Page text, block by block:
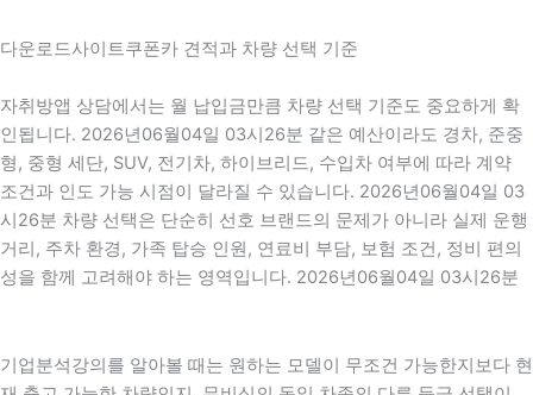
다운로드사이트쿠폰카 견적과 차량 선택 기준
자취방앱 상담에서는 월 납입금만큼 차량 선택 기준도 중요하게 확
인됩니다. 2026년06월04일 03시26분 같은 예산이라도 경차, 준중
형, 중형 세단, SUV, 전기차, 하이브리드, 수입차 여부에 따라 계약
조건과 인도 가능 시점이 달라질 수 있습니다. 2026년06월04일 03
시26분 차량 선택은 단순히 선호 브랜드의 문제가 아니라 실제 운행
거리, 주차 환경, 가족 탑승 인원, 연료비 부담, 보험 조건, 정비 편의
성을 함께 고려해야 하는 영역입니다. 2026년06월04일 03시26분
기업분석강의를 알아볼 때는 원하는 모델이 무조건 가능한지보다 현